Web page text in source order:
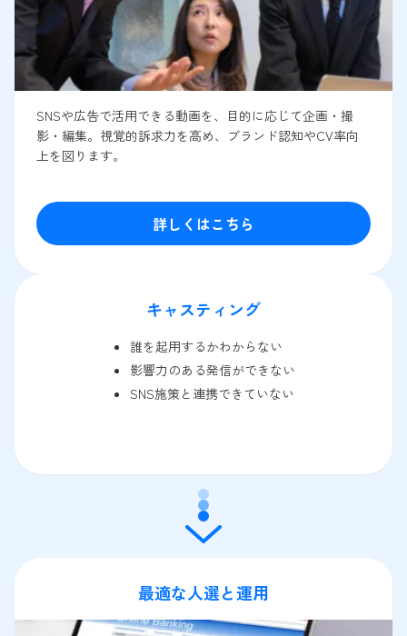
SNSや広告で活用できる動画を、目的に応じて企画・撮
影・編集。視覚的訴求力を高め、ブランド認知やCV率向
上を図ります。
詳しくはこちら
キャスティング
誰を起用するかわからない
影響力のある発信ができない
SNS施策と連携できていない
最適な人選と運用